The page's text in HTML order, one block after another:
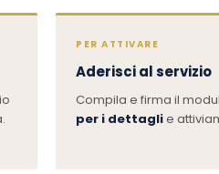
PER ATTIVARE
Aderisci al servizio
Compila e firma il
per i dettaglie